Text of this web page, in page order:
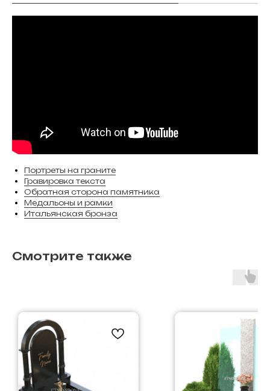
Портреты на граните
Гравировка текста
Обратная сторона памятника
Медальоны и рамки
Итальянская бронза
Смотрите также